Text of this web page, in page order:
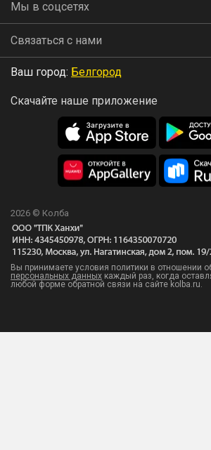
Мы в соцсетях
Связаться с нами
Ваш город: Белгород
Скачайте наше приложение
2026 © Колба
Вы принимаете условия политики в отношении
персональных данных каждый раз, когда
любой форме обратной связи на сайте kolba.ru.